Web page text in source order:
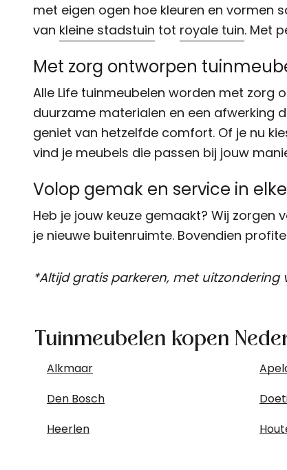
met eigen ogen hoe kleuren en vormen
van kleine stadstuin tot royale tuin. Met
Met zorg ontworpen
Alle Life tuinmeubelen worden met zorg
duurzame materialen en een afwerking
geniet van hetzelfde comfort. Of je nu
vind je meubels die passen bij jouw
Volop gemak en service in
Heb je jouw keuze gemaakt? Wij zorgen
je nieuwe buitenruimte. Bovendien
*Altijd gratis parkeren, met uitzondering
Tuinmeubelen kopen
Alkmaar
Den Bosch
Heerlen